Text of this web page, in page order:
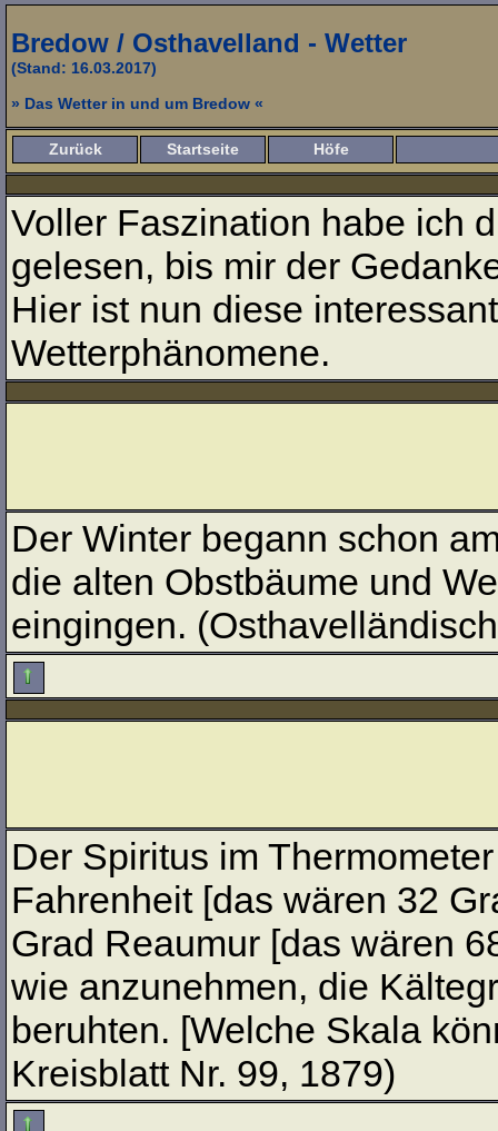
Bredow / Osthavelland - Wetter
(Stand: 16.03.2017)
» Das Wetter in und um Bredow «
Zurück Startseite Höfe
Voller Faszination habe ich
gelesen, bis mir der
Hier ist nun diese
Wetterphänomene.
Der Winter begann schon
die alten Obstbäume und
eingingen.
Der Spiritus im
Fahrenheit [das wären 32
Grad Reaumur [das wären
wie anzunehmen, die
beruhten. [Welche Skala
Kreisblatt Nr. 99, 1879)